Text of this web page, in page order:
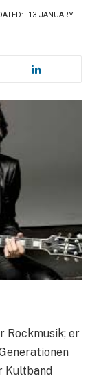
13 JANUARY
Rockmusik; er
Kultband